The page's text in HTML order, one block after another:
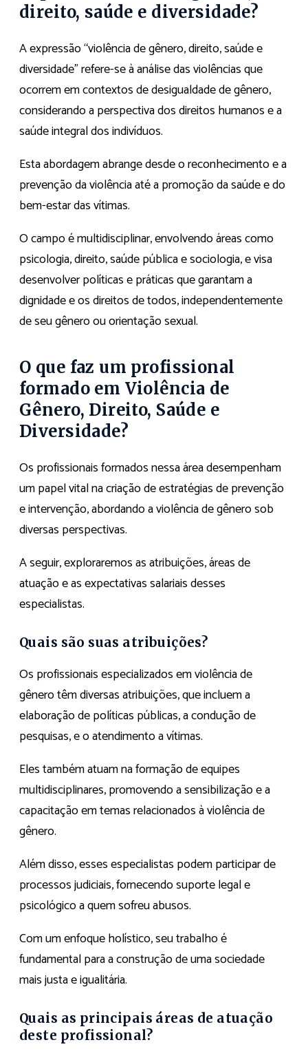
direito, saúde e diversidade?
A expressão “violência de gênero, direito, saúde e
diversidade” refere-se à análise das violências que
ocorrem em contextos de desigualdade de gênero,
considerando a perspectiva dos direitos humanos e a
saúde integral dos indivíduos.
Esta abordagem abrange desde o reconhecimento e a
prevenção da violência até a promoção da saúde e do
bem-estar das vítimas.
O campo é multidisciplinar, envolvendo áreas como
psicologia, direito, saúde pública e sociologia, e visa
desenvolver políticas e práticas que garantam a
dignidade e os direitos de todos, independentemente
de seu gênero ou orientação sexual.
O que faz um profissional
formado em Violência de
Gênero, Direito, Saúde e
Diversidade?
Os profissionais formados nessa área desempenham
um papel vital na criação de estratégias de prevenção
e intervenção, abordando a violência de gênero sob
diversas perspectivas.
A seguir, exploraremos as atribuições, áreas de
atuação e as expectativas salariais desses
especialistas.
Quais são suas atribuições?
Os profissionais especializados em violência de
gênero têm diversas atribuições, que incluem a
elaboração de políticas públicas, a condução de
pesquisas, e o atendimento a vítimas.
Eles também atuam na formação de equipes
multidisciplinares, promovendo a sensibilização e a
capacitação em temas relacionados à violência de
gênero.
Além disso, esses especialistas podem participar de
processos judiciais, fornecendo suporte legal e
psicológico a quem sofreu abusos.
Com um enfoque holístico, seu trabalho é
fundamental para a construção de uma sociedade
mais justa e igualitária.
Quais as principais áreas de atuação
deste profissional?